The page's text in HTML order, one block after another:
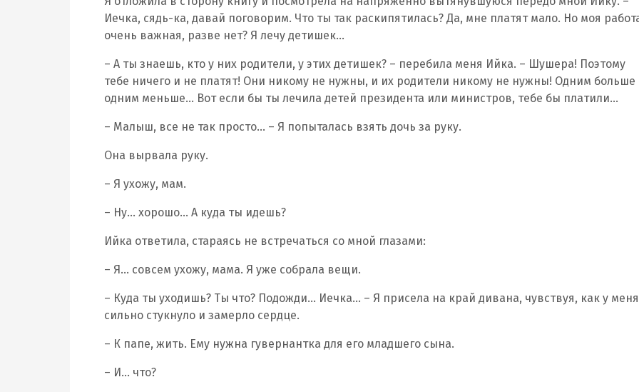
Иечка, сядь-ка, давай поговорим. Что ты так раскипятилась? Да, мне платят мало. Но моя
очень важная, разве нет? Я лечу детишек…
– А ты знаешь, кто у них родители, у этих детишек? – перебила меня Ийка. – Шушера! Поэтому
тебе ничего и не платят! Они никому не нужны, и их родители никому не нужны! Одним больше
одним меньше… Вот если бы ты лечила детей президента или министров, тебе бы платили…
– Малыш, все не так просто… – Я попыталась взять дочь за руку.
Она вырвала руку.
– Я ухожу, мам.
– Ну… хорошо… А куда ты идешь?
Ийка ответила, стараясь не встречаться со мной глазами:
– Я… совсем ухожу, мама. Я уже собрала вещи.
– Куда ты уходишь? Ты что? Подожди… Иечка… – Я присела на край дивана, чувствуя, как у меня
сильно стукнуло и замерло сердце.
– К папе, жить. Ему нужна гувернантка для его младшего сына.
– И… что?